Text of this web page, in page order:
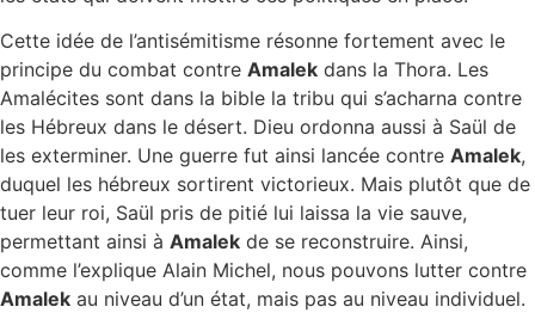
Cette idée de l’antisémitisme résonne fortement avec le
principe du combat contre Amalek dans la Thora. Les
Amalécites sont dans la bible la tribu qui s’acharna contre
les Hébreux dans le désert. Dieu ordonna aussi à Saül de
les exterminer. Une guerre fut ainsi lancée contre Amalek,
duquel les hébreux sortirent victorieux. Mais plutôt que de
tuer leur roi, Saül pris de pitié lui laissa la vie sauve,
permettant ainsi à Amalek de se reconstruire. Ainsi,
comme l’explique Alain Michel, nous pouvons lutter contre
Amalek au niveau d’un état, mais pas au niveau individuel.